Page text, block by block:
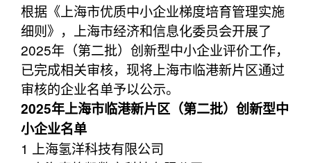
根据《上海市优质中小企业梯度培育管理实施
细则》，上海市经济和信息化委员会开展了
2025年（第二批）创新型中小企业评价工作，
已完成相关审核，现将上海市临港新片区通过
审核的企业名单予以公示。
2025年上海市临港新片区（第二批）创新型中
小企业名单
1 上海氢洋科技有限公司